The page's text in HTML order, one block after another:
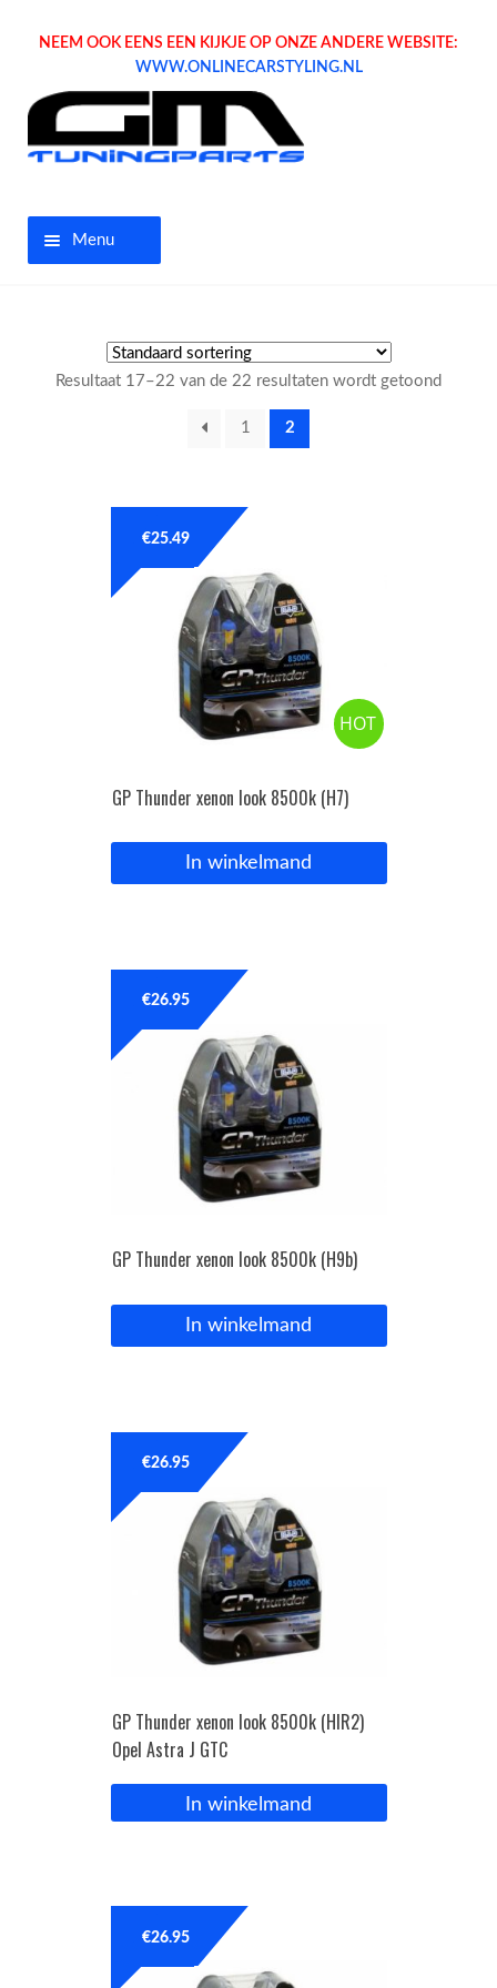
NEEM OOK EENS EEN KIJKJE OP ONZE ANDERE WEBSITE:
WWW.ONLINECARSTYLING.NL
Menu
Aanbiedingen
Bedrijfswagen parts
Resultaat 17–22 van de 22 resultaten wordt getoond
1 2
HOT
GP Thunder xenon look 8500k (H7)
€25.49
In winkelmand
GP Thunder xenon look 8500k (H9b)
€26.95
In winkelmand
GP Thunder xenon look 8500k (HIR2)
Opel Astra J GTC
€26.95
In winkelmand
€26.95